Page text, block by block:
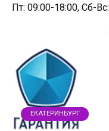
Пт: 09:00-18:00, Сб-
ЕКАТЕРИНБУРГ